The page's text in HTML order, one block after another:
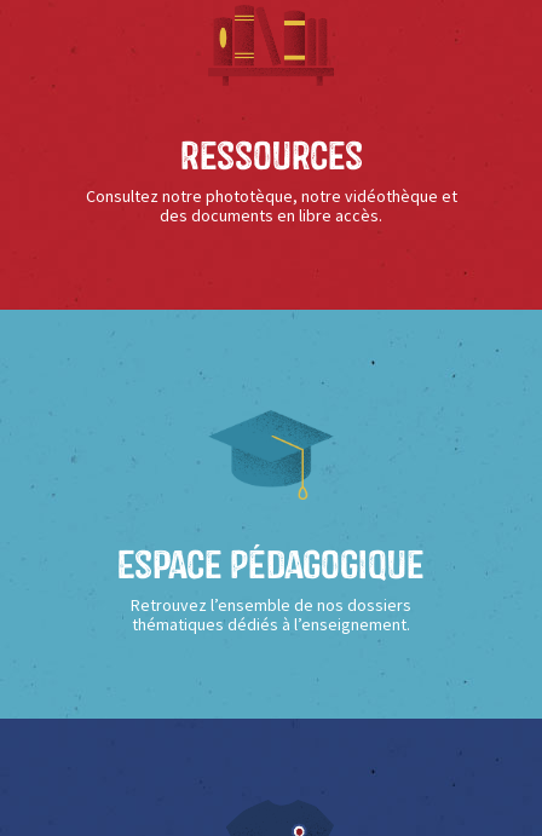
Ressources
Consultez notre phototèque, notre vidéothèque et
des documents en libre accès.
Espace Pédagogique
Retrouvez l’ensemble de nos dossiers
thématiques dédiés à l’enseignement.